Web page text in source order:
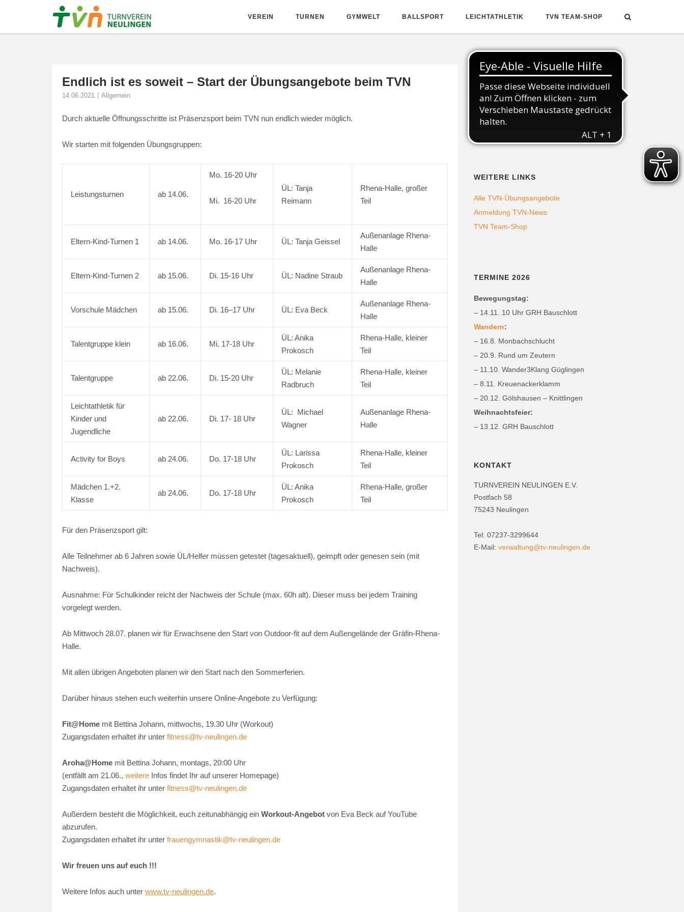
VEREIN TURNEN GYMWELT BALLSPORT LEICHTATHLETIK TVN TEAM-SHOP
Endlich ist es soweit – Start der Übungsangebote beim TVN
14.06.2021 Allgemein
Durch aktuelle Öffnungsschritte ist Präsenzsport beim TVN nun endlich wieder möglich.
Wir starten mit folgenden Übungsgruppen:
Leistungsturnen ab 14.06.
Mo. 16-20 Uhr
Mi. 16-20 Uhr
ÜL: Tanja
Reimann
Rhena-Halle, großer
Teil
Eltern-Kind-Turnen 1 ab 14.06. Mo. 16-17 Uhr ÜL: Tanja Geissel
Außenanlage Rhena-
Halle
Eltern-Kind-Turnen 2 ab 15.06. Di. 15-16 Uhr ÜL: Nadine Straub
Außenanlage Rhena-
Halle
Vorschule Mädchen ab 15.06. Di. 16–17 Uhr ÜL: Eva Beck
Außenanlage Rhena-
Halle
Talentgruppe klein ab 16.06. Mi. 17-18 Uhr
ÜL: Anika
Prokosch
Rhena-Halle, kleiner
Teil
Talentgruppe ab 22.06. Di. 15-20 Uhr
ÜL: Melanie
Radbruch
Rhena-Halle, kleiner
Teil
Leichtathletik für
Kinder und
Jugendliche
ab 22.06. Di. 17- 18 Uhr
ÜL: Michael
Wagner
Außenanlage Rhena-
Halle
Activity for Boys ab 24.06. Do. 17-18 Uhr
ÜL: Larissa
Prokosch
Rhena-Halle, kleiner
Teil
Mädchen 1.+2.
Klasse
ab 24.06. Do. 17-18 Uhr
ÜL: Anika
Prokosch
Rhena-Halle, großer
Teil
Für den Präsenzsport gilt:
Alle Teilnehmer ab 6 Jahren sowie ÜL/Helfer müssen getestet (tagesaktuell), geimpft oder genesen sein (mit
Nachweis).
Ausnahme: Für Schulkinder reicht der Nachweis der Schule (max. 60h alt). Dieser muss bei jedem Training
vorgelegt werden.
Ab Mittwoch 28.07. planen wir für Erwachsene den Start von Outdoor-fit auf dem Außengelände der Gräfin-Rhena-
Halle.
Mit allen übrigen Angeboten planen wir den Start nach den Sommerferien.
Darüber hinaus stehen euch weiterhin unsere Online-Angebote zu Verfügung:
Fit@Home mit Bettina Johann, mittwochs, 19.30 Uhr (Workout)
Zugangsdaten erhaltet ihr unter fitness@tv-neulingen.de
Aroha@Home mit Bettina Johann, montags, 20:00 Uhr
(entfällt am 21.06., weitere Infos findet Ihr auf unserer Homepage)
Zugangsdaten erhaltet ihr unter fitness@tv-neulingen.de
Außerdem besteht die Möglichkeit, euch zeitunabhängig ein Workout-Angebot von Eva Beck auf YouTube
abzurufen.
Zugangsdaten erhaltet ihr unter frauengymnastik@tv-neulingen.de
Wir freuen uns auf euch !!!
Weitere Infos auch unter www.tv-neulingen.de.
Folgt uns auf Social Media
WEITERE LINKS
Alle TVN-Übungsangebote
Anmeldung TVN-News
TVN Team-Shop
TERMINE 2026
Bewegungstag:
– 14.11. 10 Uhr GRH Bauschlott
Wandern:
– 16.8. Monbachschlucht
– 20.9. Rund um Zeutern
– 11.10. Wander3Klang Güglingen
– 8.11. Kreuenackerklamm
– 20.12. Gölshausen – Knittlingen
Weihnachtsfeier:
– 13.12. GRH Bauschlott
KONTAKT
TURNVEREIN NEULINGEN E.V.
Postfach 58
75243 Neulingen
Tel: 07237-3299644
E-Mail:verwaltung@tv-neulingen.de